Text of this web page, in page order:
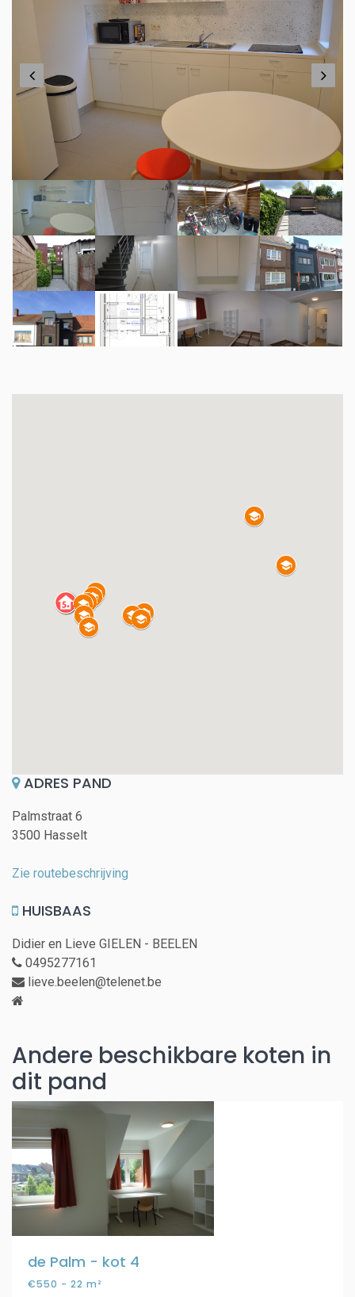
ADRES PAND
Palmstraat 6
3500 Hasselt
Zie routebeschrijving
HUISBAAS
Didier en Lieve GIELEN - BEELEN
0495277161
lieve.beelen@telenet.be
Andere beschikbare koten in
dit pand
de Palm - kot 4
€550 - 22 m²